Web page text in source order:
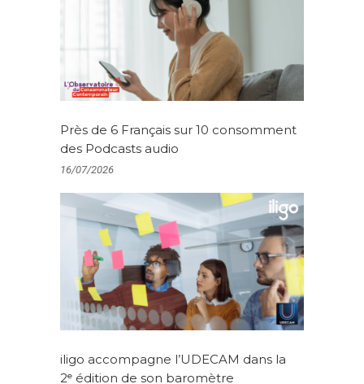
Près de 6 Français sur 10 consomment
des Podcasts audio
16/07/2026
iligo accompagne l’UDECAM dans la
2ᵉ édition de son baromètre